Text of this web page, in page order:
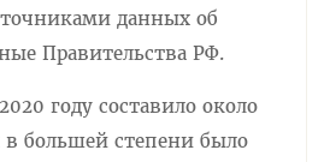
данных об
Правительства РФ.
году составило около
большей степени было